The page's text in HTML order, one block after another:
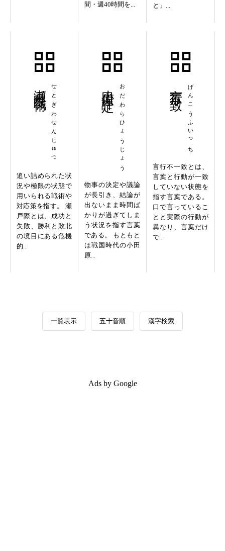
間・週40時間を...
と」...
せとぎわせんじゅつ
追い詰められた状
況や極限の状態で
用いられる戦術や
対応策を指す。 瀬
戸際とは、成功と
失敗、勝利と敗北
の境目にある危機
的...
おだわらひょうじょう
物事の決定や議論
が長引き、結論が
出ないまま時間ば
かりが過ぎてしま
う状況を指す言葉
である。 もともと
は戦国時代の小田
原...
げんこうふいっち
言行不一致とは、
言葉と行動が一致
していない状態を
指す言葉である。
口で言っているこ
とと実際の行動が
異なり、言葉だけ
で...
一覧表示 五十音順 漢字検索
Ads by Google